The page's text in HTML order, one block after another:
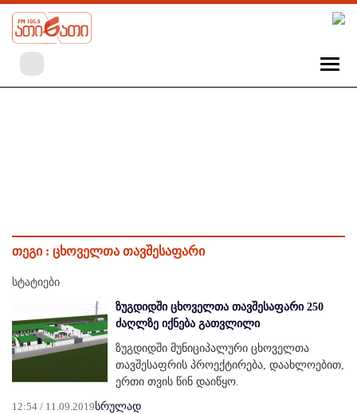
თეგი : ცხოველთა თავშესაფარი
სტატიები
ზუგდიდში ცხოველთა თავშესაფარი 250
ძაღლზე იქნება გათვლილი
ზუგდიდში მუნიციპალური ცხოველთა
თავშესაფრის პროექტირება, დაახლოებით,
ერთი თვის წინ დაიწყო.
12:54 / 11.09.2019სრულად